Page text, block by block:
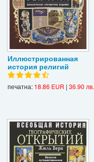
Иллюстрированная
история религий
печатна: 18.86 EUR | 36.90 лв.